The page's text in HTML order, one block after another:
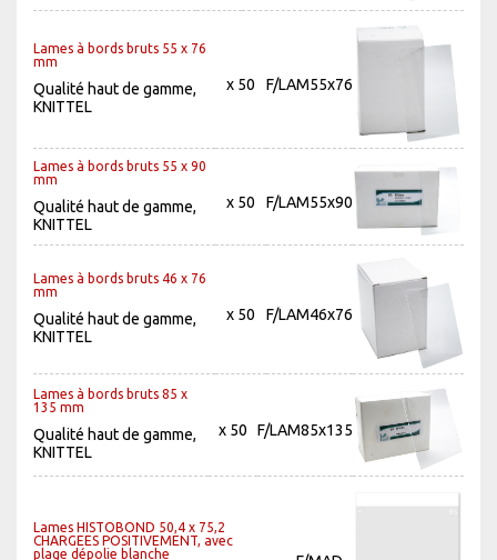
Lames à bords bruts 55 x 76
mm
Qualité haut de gamme,
KNITTEL
x 50 F/LAM55x76
Lames à bords bruts 55 x 90
mm
Qualité haut de gamme,
KNITTEL
x 50 F/LAM55x90
Lames à bords bruts 46 x 76
mm
Qualité haut de gamme,
KNITTEL
x 50 F/LAM46x76
Lames à bords bruts 85 x
135 mm
Qualité haut de gamme,
KNITTEL
x 50 F/LAM85x135
Lames HISTOBOND 50,4 x 75,2
CHARGEES POSITIVEMENT, avec
plage dépolie blanche